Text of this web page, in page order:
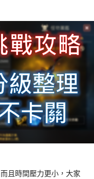
且時間壓力更小，大家